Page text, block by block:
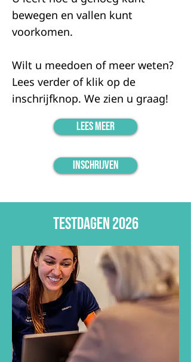
bewegen en vallen kunt
voorkomen.
Wilt u meedoen of meer weten?
Lees verder of klik op de
inschrijfknop. We zien u graag!
Lees meer
Inschrijven
TESTDAGEN 2026